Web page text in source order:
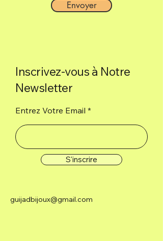
Connexion • nettoyage
Envoyer
Inscrivez-vous à Notre
Newsletter
Entrez Votre Email
S'inscrire
guijadbijoux@gmail.com